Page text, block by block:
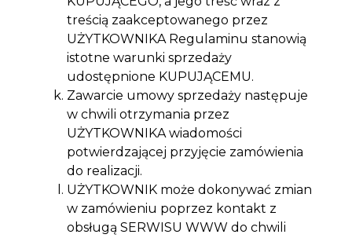
treścią zaakceptowanego przez
UŻYTKOWNIKA Regulaminu stanowią
istotne warunki sprzedaży
udostępnione KUPUJĄCEMU.
Zawarcie umowy sprzedaży następuje
w chwili otrzymania przez
UŻYTKOWNIKA wiadomości
potwierdzającej przyjęcie zamówienia
do realizacji.
UŻYTKOWNIK może dokonywać zmian
w zamówieniu poprzez kontakt z
obsługą SERWISU WWW do chwili